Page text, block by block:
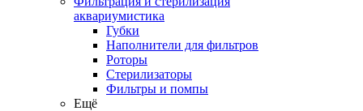
аквариумистика
Губки
Наполнители для фильтров
Роторы
Стерилизаторы
Фильтры и помпы
Ещё